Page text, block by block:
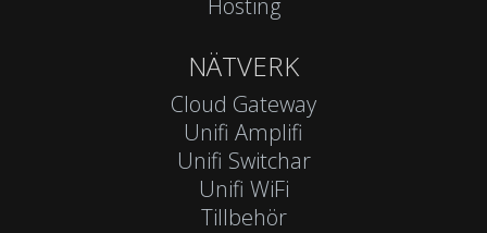
Hosting
NÄTVERK
Cloud Gateway
Unifi Amplifi
Unifi Switchar
Unifi WiFi
Tillbehör